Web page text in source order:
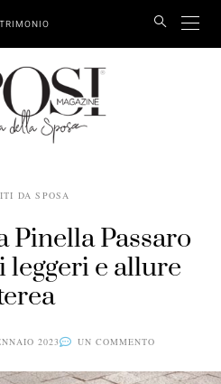
DA SPOSA
Pinella Passaro
leggeri e allure
2023 UN COMMENTO